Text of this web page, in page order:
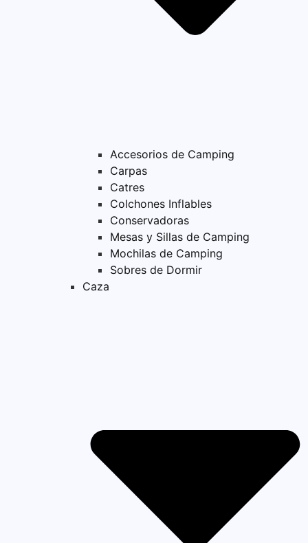
Accesorios de Camping
Carpas
Catres
Colchones Inflables
Conservadoras
Mesas y Sillas de Camping
Mochilas de Camping
Sobres de Dormir
Caza